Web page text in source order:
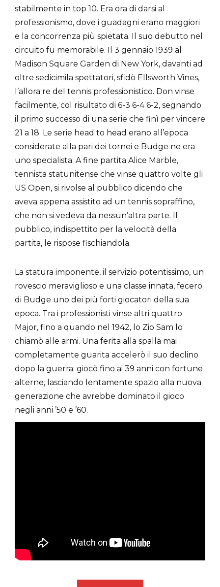
stabilmente in top 10. Era ora di darsi al
professionismo, dove i guadagni erano maggiori
e la concorrenza più spietata. Il suo debutto nel
circuito fu memorabile. Il 3 gennaio 1939 al
Madison Square Garden di New York, davanti ad
oltre sedicimila spettatori, sfidò Ellsworth Vines,
l’allora re del tennis professionistico. Don vinse
facilmente, col risultato di 6-3 6-4 6-2, segnando
il primo successo di una serie che finì per vincere
21 a 18. Le serie head to head erano all’epoca
considerate alla pari dei tornei e Budge ne era
uno specialista. A fine partita Alice Marble,
tennista statunitense che vinse quattro volte gli
US Open, si rivolse al pubblico dicendo che
aveva appena assistito ad un tennis sopraffino,
che non si vedeva da nessun’altra parte. Il
pubblico, indispettito per la velocità della
partita, le rispose fischiandola.
La statura imponente, il servizio potentissimo, un
rovescio meraviglioso e una classe innata, fecero
di Budge uno dei più forti giocatori della sua
epoca. Tra i professionisti vinse altri quattro
Major, fino a quando nel 1942, lo Zio Sam lo
chiamò alle armi. Una ferita alla spalla mai
completamente guarita accelerò il suo declino
dopo la guerra: giocò fino ai 39 anni con fortune
alterne, lasciando lentamente spazio alla nuova
generazione che avrebbe dominato il gioco
negli anni ’50 e ’60.